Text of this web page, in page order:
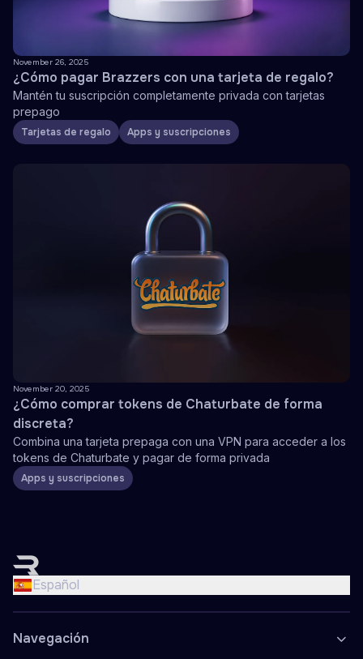
November 26, 2025
¿Cómo pagar Brazzers con una tarjeta de regalo?
Mantén tu suscripción completamente privada con tarjetas
prepago
Tarjetas de regalo Apps y suscripciones
November 20, 2025
¿Cómo comprar tokens de Chaturbate de forma
discreta?
Combina una tarjeta prepaga con una VPN para acceder a los
tokens de Chaturbate y pagar de forma privada
Apps y suscripciones
Español
English
Nederlands
Español
Navegación